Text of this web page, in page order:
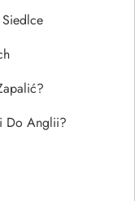
Do Anglii?